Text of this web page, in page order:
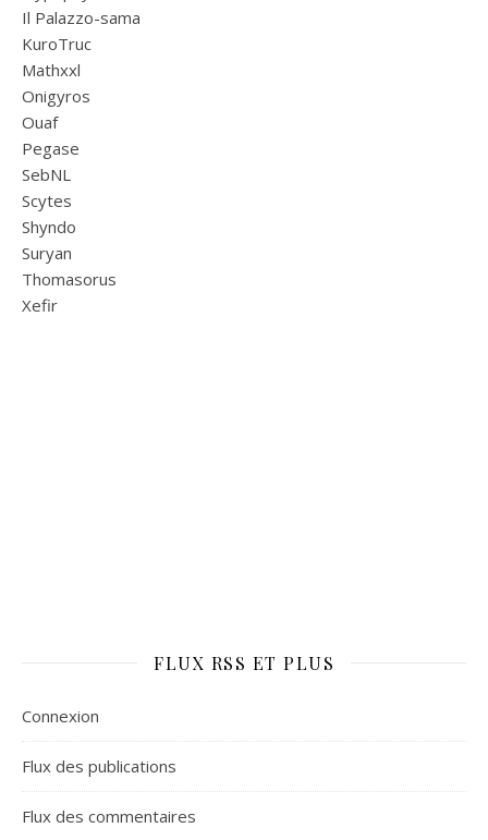
Il Palazzo-sama
KuroTruc
Mathxxl
Onigyros
Ouaf
Pegase
SebNL
Scytes
Shyndo
Suryan
Thomasorus
Xefir
FLUX RSS ET PLUS
Connexion
Flux des publications
Flux des commentaires